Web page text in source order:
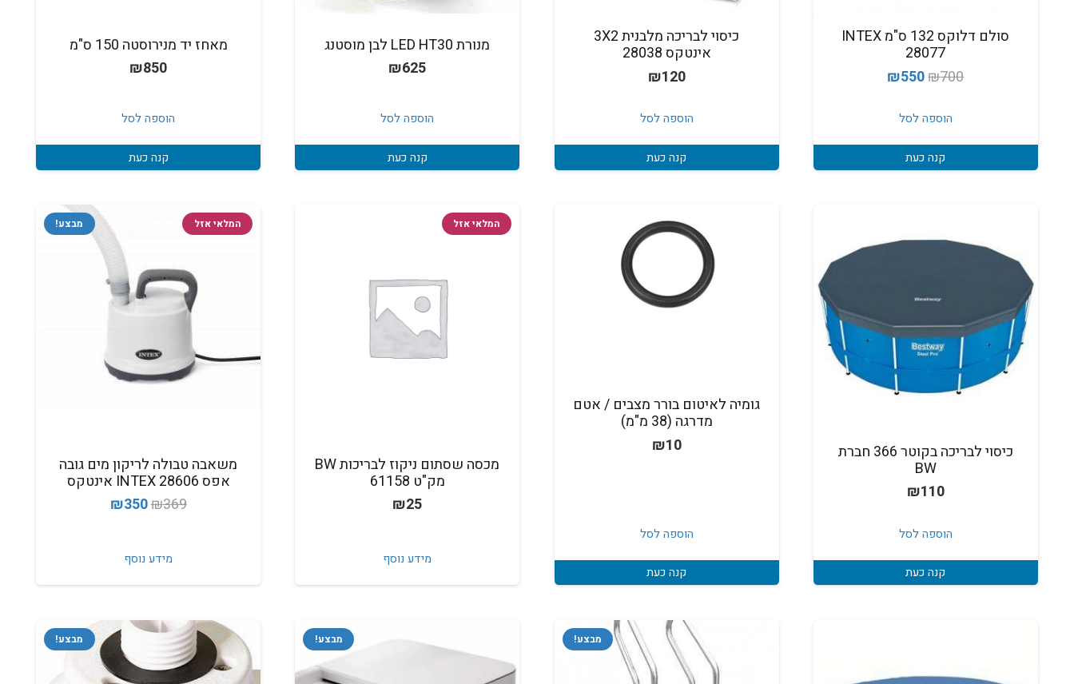
סולם דלוקס 132 ס"מ INTEX
28077
₪700
המחיר
היה:
₪700.
₪550
המחיר
₪550.
הוספה לסל
קנה כעת
כיסוי לבריכה מלבנית 3X2
אינטקס 28038
₪120
הוספה לסל
קנה כעת
מנורת LED HT30 לבן מוסטנג
₪625
הוספה לסל
קנה כעת
מאחז יד מנירוסטה 150 ס"מ
₪850
הוספה לסל
קנה כעת
כיסוי לבריכה בקוטר 366 חברת
BW
₪110
הוספה לסל
קנה כעת
גומיה לאיטום בורר מצבים / אטם
מדרגה (38 מ"מ)
₪10
הוספה לסל
קנה כעת
המלאי אזל
מכסה שסתום ניקוז לבריכות BW
מק"ט 61158
₪25
מידע נוסף
מבצע! המלאי אזל
משאבה טבולה לריקון מים גובה
אפס INTEX 28606 אינטקס
₪369
המחיר
₪369.
₪350
מידע נוסף
מבצע! מבצע! מבצע!